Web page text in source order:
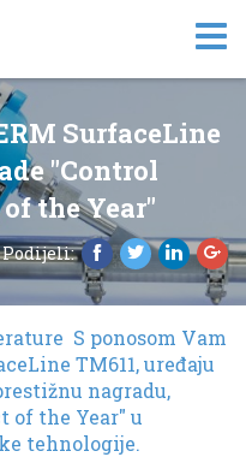
SurfaceLine
"Control
the Year"
Podijeli:
S ponosom Vam
TM611, uređaju
nagradu,
of the Year" u
tehnologije.